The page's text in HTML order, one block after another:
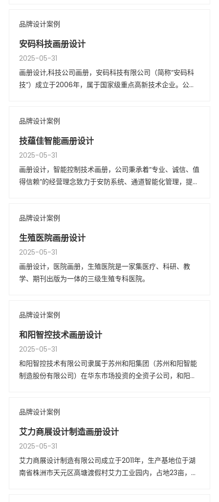
品牌设计案例
安码科技画册设计
2025-05-31
画册设计,科技公司画册，安码科技有限公司（简称“安码科
技”）成立于2006年，属于国家级重点高新技术企业。公司
品牌设计案例
技蕴佳智能画册设计
2025-05-31
画册设计，智能控制技术画册，公司秉承着“专业、诚信、值
得信赖”的经营理念致力于安防系统、通道智能化管理，提供
品牌设计案例
生殖医院画册设计
2025-05-31
画册设计，医院画册，生殖医院是一家集医疗、科研、教
学、期刊出版为一体的三级生殖专科医院。
品牌设计案例
和阳智控技术画册设计
2025-05-31
和阳智控技术有限公司隶属于苏州和阳集团（苏州和阳智能
制造股份有限公司）在华东市场投资的全资子公司，和阳集
品牌设计案例
艾力商展设计制造画册设计
2025-05-31
艾力商展设计制造有限公司成立于2011年，生产基地位于湖
南省株洲市天元区高塘渡假村艾力工业园内，占地23亩，拥